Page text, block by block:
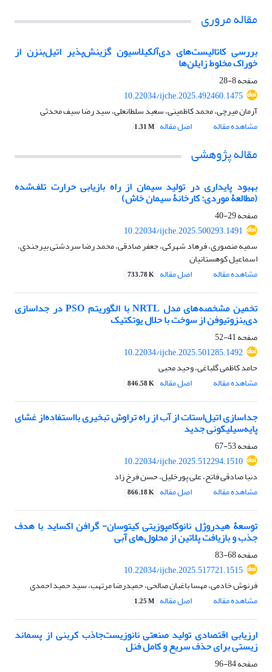
مقاله مروری
بررسی کاتالیست‌های دی‌آلکیلاسیون گزینش‌پذیر اتیل‌بنزن از
خوراک مخلوط زایلن‌ها
صفحه8-28
10.22034/ijche.2025.492460.1475
آرمان میرچی، محمد کاظمینی، سعید سلطانعلی، سید رضا سیف محدثی
مشاهده مقاله
اصل مقاله 1.31 M
مقاله پژوهشی
بهبود پایداری در تولید سیمان از راه بازیابی حرارت تلف‌شده
(مطالعۀ موردی: کارخانۀ سیمان خاش)
صفحه29-40
10.22034/ijche.2025.500293.1491
سمیه منصوری، فرهاد شهرکی، جعفر صادقی، محمد رضا سردشتی بیرجندی،
اسماعیل کوهستانیان
مشاهده مقاله
اصل مقاله 733.78 K
تخمین مشخصه‌های مدل NRTLبا الگوریتم PSOدر جداسازی
دی‌بنزوتیوفن از سوخت با حلال یوتکتیک
صفحه41-52
10.22034/ijche.2025.501285.1492
حامد کاظمی گلباغی، وحید محبی
مشاهده مقاله
اصل مقاله 846.58 K
جدا‌سازی اتیلاستات از آب از راه تراوش تبخیری بااستفادهاز غشای
پایهسیلیکونی جدید
صفحه53-67
10.22034/ijche.2025.512294.1510
دنیا صادقی فاتح، علی پورخلیل، حسن فرخ زاد
مشاهده مقاله
اصل مقاله 866.18 K
توسعۀ هیدروژل نانوکامپوزیتی کیتوسان- گرافن اکساید با هدف
جذب و بازیافت پلاتین از محلول‌های آبی
صفحه68-83
10.22034/ijche.2025.517721.1515
فرنوش خادمی، مهسا باغبان صالحی، حمیدرضا مرتهب، سید حمید احمدی
مشاهده مقاله
اصل مقاله 1.25 M
ارزیابی اقتصادی تولید صنعتی نانوزیستجاذب کربنی از پسماند
زیستی برای حذف سریع و کامل فنل
صفحه84-96